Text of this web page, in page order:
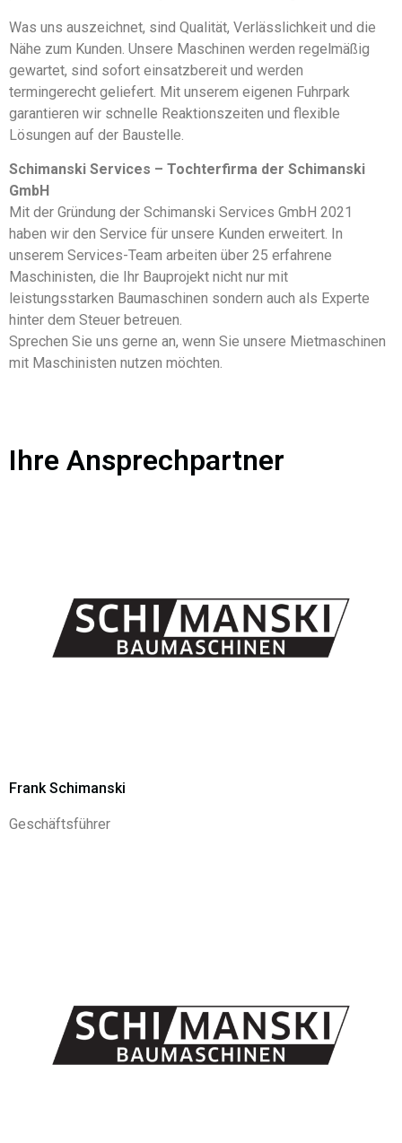
Was uns auszeichnet, sind Qualität, Verlässlichkeit und die
Nähe zum Kunden. Unsere Maschinen werden regelmäßig
gewartet, sind sofort einsatzbereit und werden
termingerecht geliefert. Mit unserem eigenen Fuhrpark
garantieren wir schnelle Reaktionszeiten und flexible
Lösungen auf der Baustelle.
Schimanski Services – Tochterfirma der Schimanski
GmbH
Mit der Gründung der Schimanski Services GmbH 2021
haben wir den Service für unsere Kunden erweitert. In
unserem Services-Team arbeiten über 25 erfahrene
Maschinisten, die Ihr Bauprojekt nicht nur mit
leistungsstarken Baumaschinen sondern auch als Experte
hinter dem Steuer betreuen.
Sprechen Sie uns gerne an, wenn Sie unsere Mietmaschinen
mit Maschinisten nutzen möchten.
Ihre Ansprechpartner
Frank Schimanski
Geschäftsführer